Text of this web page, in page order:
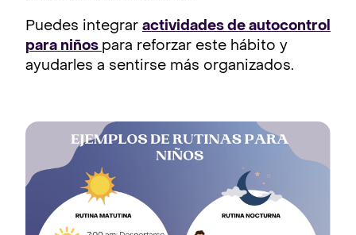
Puedes integrar actividades de autocontrol
para niños para reforzar este hábito y
ayudarles a sentirse más organizados.